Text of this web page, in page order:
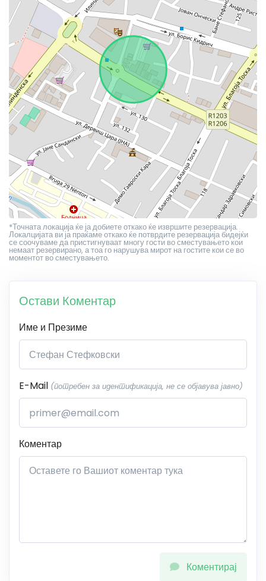
*Точната локација ќе ја добиете откако ќе извршите резервација.
Локалцијата ви ја праќаме откако ќе потврдите резервација бидејќи
се соочуваме да пристигнуваат многу гости во сместувањето кои
немаат резервирано, а тоа го нарушува мирот на гостите кои се во
моментот во сместувањето.
Остави Коментар
Име и Презиме
E-Mail (потребен за идентификација, не се објавува јавно)
Коментар
Коментирај